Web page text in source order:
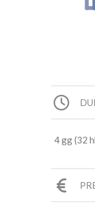
4 gg (32